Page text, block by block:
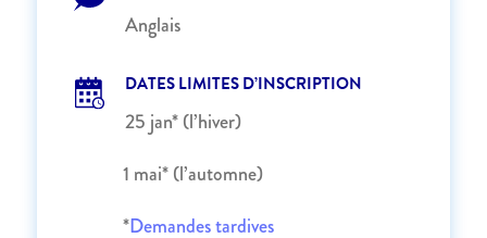
Anglais
DATES LIMITES D’INSCRIPTION
25 jan* (l’hiver)
1 mai* (l’automne)
*Demandes tardives